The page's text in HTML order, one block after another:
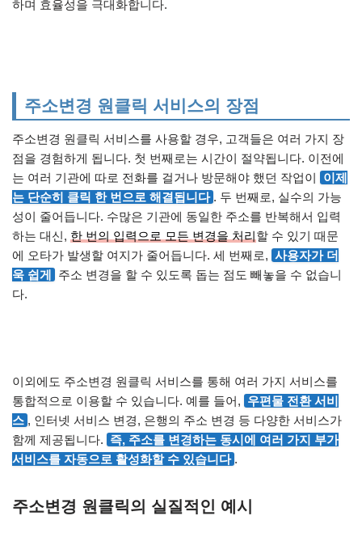
하며 효율성을 극대화합니다.
주소변경 원클릭 서비스의 장점
주소변경 원클릭 서비스를 사용할 경우, 고객들은 여러 가지 장
점을 경험하게 됩니다. 첫 번째로는 시간이 절약됩니다. 이전에
는 여러 기관에 따로 전화를 걸거나 방문해야 했던 작업이
이제
는 단순히 클릭 한 번으로 해결됩니다 . 두 번째로, 실수의 가능
성이 줄어듭니다. 수많은 기관에 동일한 주소를 반복해서 입력
하는 대신, 한 번의 입력으로 모든 변경을 처리할 수 있기 때문
에 오타가 발생할 여지가 줄어듭니다. 세 번째로, 사용자가 더
욱 쉽게
주소 변경을 할 수 있도록 돕는 점도 빼놓을 수 없습니
다.
이외에도 주소변경 원클릭 서비스를 통해 여러 가지 서비스를
통합적으로 이용할 수 있습니다. 예를 들어, 우편물 전환 서비
스 , 인터넷 서비스 변경, 은행의 주소 변경 등 다양한 서비스가
함께 제공됩니다. 즉, 주소를 변경하는 동시에 여러 가지 부가
서비스를 자동으로 활성화할 수 있습니다 .
주소변경 원클릭의 실질적인 예시